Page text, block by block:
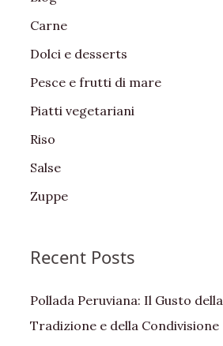
f
o
r
:
Carne
Dolci e desserts
Pesce e frutti di mare
Piatti vegetariani
Riso
Salse
Zuppe
Recent Posts
Pollada Peruviana: Il Gusto della
Tradizione e della Condivisione